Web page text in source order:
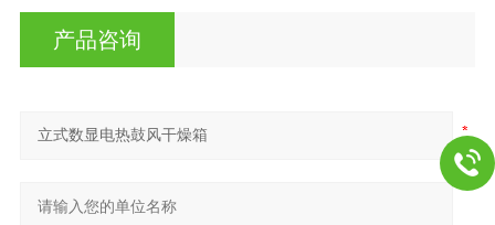
产品咨询